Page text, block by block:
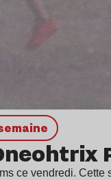
ce vendredi.